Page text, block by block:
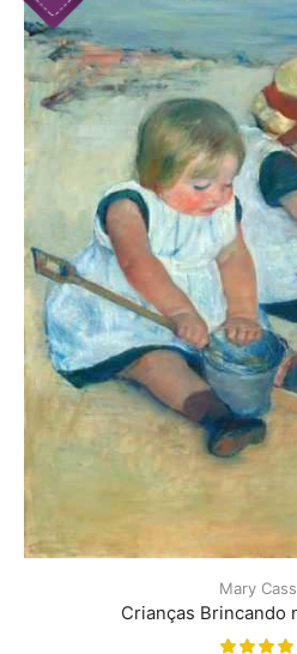
Mary
Crianças Brincando